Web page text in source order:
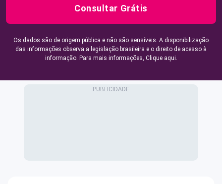
Consultar Grátis
Os dados são de origem pública e não são sensíveis. A disponibilização
das informações observa a legislação brasileira e o direito de acesso à
informação. Para mais informações, Clique aqui.